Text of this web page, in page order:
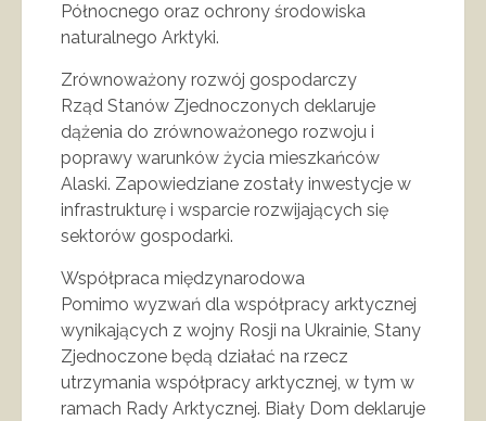
Północnego oraz ochrony środowiska
naturalnego Arktyki.
Zrównoważony rozwój gospodarczy
Rząd Stanów Zjednoczonych deklaruje
dążenia do zrównoważonego rozwoju i
poprawy warunków życia mieszkańców
Alaski. Zapowiedziane zostały inwestycje w
infrastrukturę i wsparcie rozwijających się
sektorów gospodarki.
Współpraca międzynarodowa
Pomimo wyzwań dla współpracy arktycznej
wynikających z wojny Rosji na Ukrainie, Stany
Zjednoczone będą działać na rzecz
utrzymania współpracy arktycznej, w tym w
ramach Rady Arktycznej. Biały Dom deklaruje